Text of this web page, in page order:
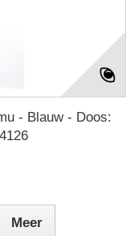
- Blauw - Doos:
Meer